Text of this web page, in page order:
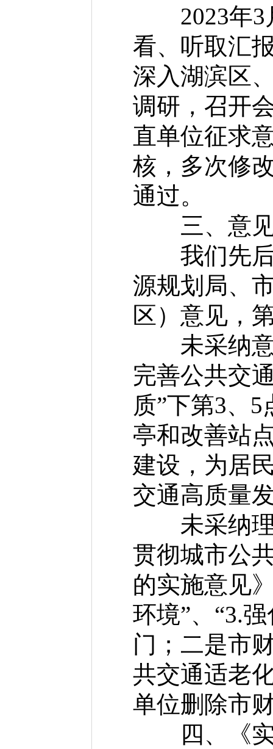
2023年3
看、听取汇
深入湖滨区
调研，召开
直单位征求
核，多次修
通过。
三、意见
我们先后
源规划局、
区）意见，
未采纳意
完善公共交
质”下第3、
亭和改善站
建设，为居
交通高质量
未采纳理
贯彻城市公
的实施意见
环境”、“3.
门；二是市
共交通适老
单位删除市
四、《实